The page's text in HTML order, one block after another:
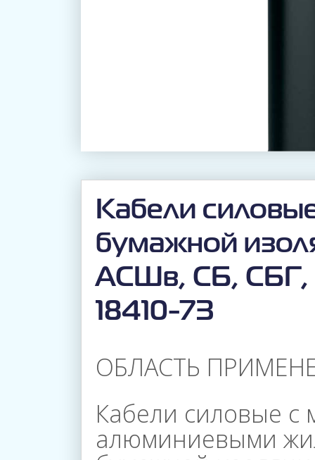
Кабели
бумажной
АСШв, СБ, СБГ,
18410-7З
ОБЛАСТЬ
Кабели силовые
алюминиевыми